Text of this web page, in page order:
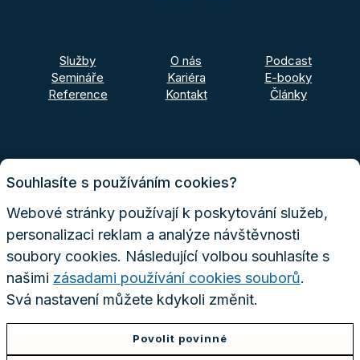
Služby
Semináře
Reference
O nás
Kariéra
Kontakt
Podcast
E-booky
Články
Souhlasíte s používáním cookies?
Webové stránky používají k poskytování služeb,
personalizaci reklam a analýze návštěvnosti
soubory cookies. Následující volbou souhlasíte s
našimi zásadami používání cookies souborů.
Svá nastavení můžete kdykoli změnit.
Povolit povinné